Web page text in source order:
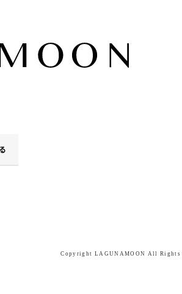
Copyright LAGUNAMOON All Rights